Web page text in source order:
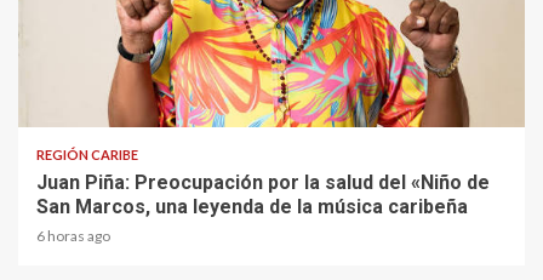
4 min read
REGIÓN CARIBE
Juan Piña: Preocupación por la salud del «Niño de
San Marcos, una leyenda de la música caribeña
6 horas ago